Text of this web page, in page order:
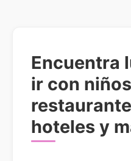
Encuentra
ir con
hoteles y